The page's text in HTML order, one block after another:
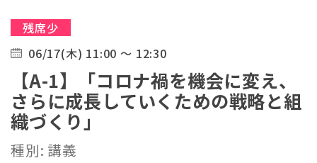
残席少
06/17(木) 11:00 ～ 12:30
【A-1】「コロナ禍を機会に変え、
さらに成長していくための戦略と組
織づくり」
種別: 講義